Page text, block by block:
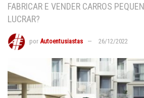
FABRICAR E VENDER CARROS
LUCRAR?
por Autoentusiastas 26/12/2022